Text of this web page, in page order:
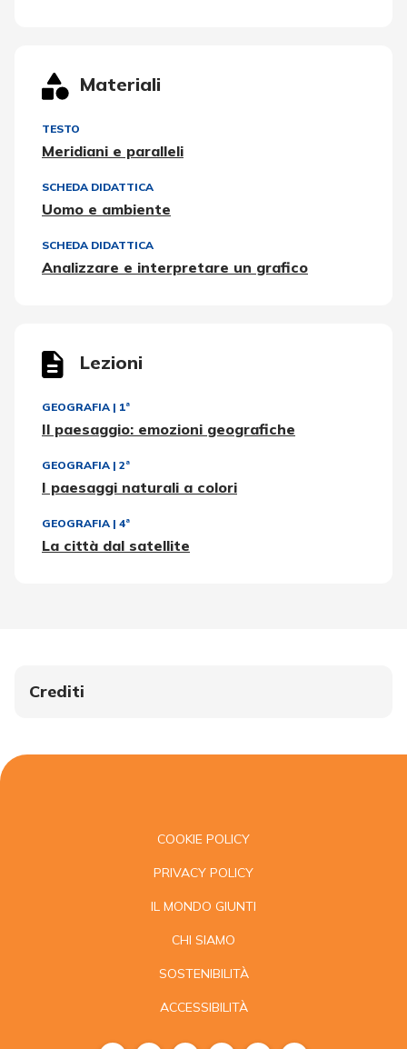
Materiali
TESTO
Meridiani e paralleli
SCHEDA DIDATTICA
Uomo e ambiente
SCHEDA DIDATTICA
Analizzare e interpretare un grafico
Lezioni
GEOGRAFIA | 1ª
Il paesaggio: emozioni geografiche
GEOGRAFIA | 2ª
I paesaggi naturali a colori
GEOGRAFIA | 4ª
La città dal satellite
Crediti
COOKIE POLICY
PRIVACY POLICY
IL MONDO GIUNTI
CHI SIAMO
SOSTENIBILITÀ
ACCESSIBILITÀ